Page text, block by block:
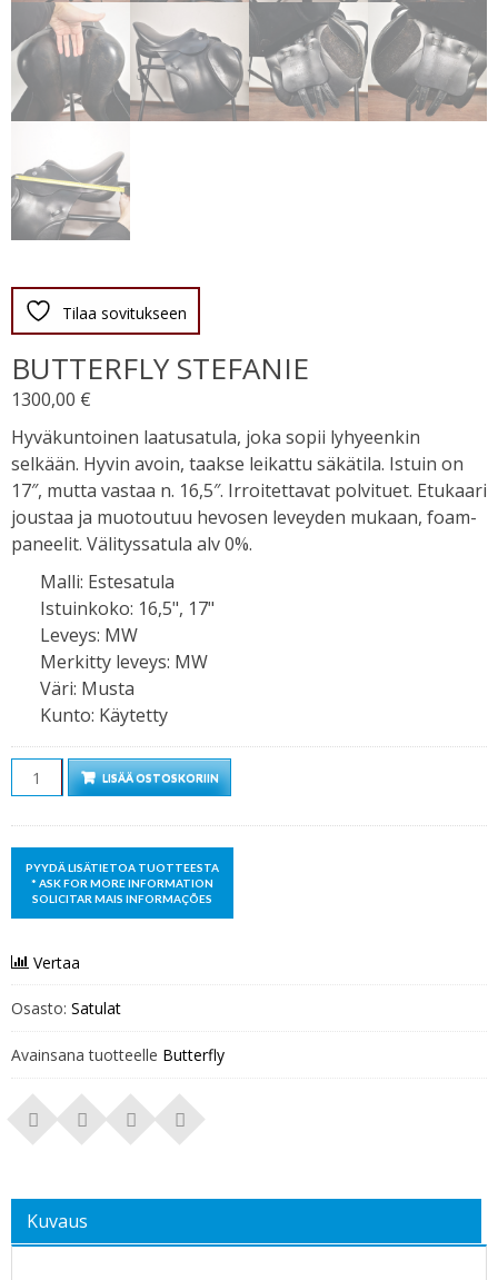
Tilaa sovitukseen
BUTTERFLY STEFANIE
1300,00 €
Hyväkuntoinen laatusatula, joka sopii lyhyeenkin
selkään. Hyvin avoin, taakse leikattu säkätila. Istuin on
17″, mutta vastaa n. 16,5″. Irroitettavat polvituet. Etukaari
joustaa ja muotoutuu hevosen leveyden mukaan, foam-
paneelit. Välityssatula alv 0%.
Malli: Estesatula
Istuinkoko: 16,5", 17"
Leveys: MW
Merkitty leveys: MW
Väri: Musta
Kunto: Käytetty
Määrä LISÄÄ OSTOSKORIIN
Vertaa
Osasto: Satulat
Avainsana tuotteelle Butterfly
Kuvaus